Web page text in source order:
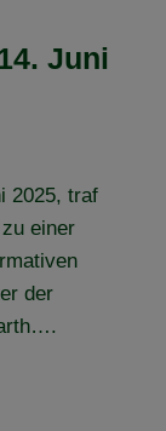
Juni
2025, traf
einer
der